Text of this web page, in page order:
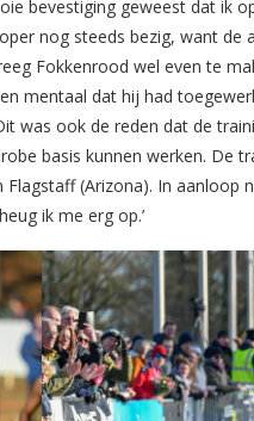
bevestiging geweest dat ik
nog steeds bezig, want de
Fokkenrood wel even te
mentaal dat hij had
was ook de reden dat de
basis kunnen werken. De
(Arizona). In aanloop
ik me erg op.’